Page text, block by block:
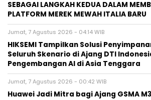
SEBAGAI LANGKAH KEDUA DALAM
PLATFORM MEREK MEWAH ITALIA BARU
Jumat, 7 Agustus 2026 - 04:14 WIB
HIKSEMI Tampilkan Solusi
Seluruh Skenario di Ajang DTI
Pengembangan AI di Asia Tenggara
Jumat, 7 Agustus 2026 - 00:42 WIB
Huawei Jadi Mitra bagi Ajang GSMA